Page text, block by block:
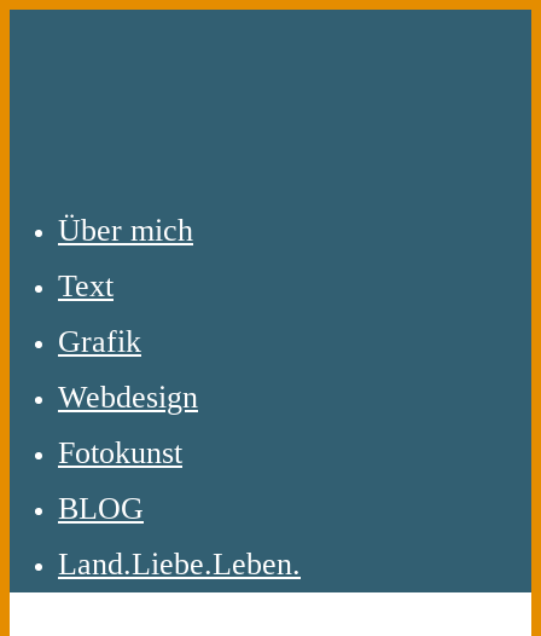
Über mich
Text
Grafik
Webdesign
Fotokunst
BLOG
Land.Liebe.Leben.